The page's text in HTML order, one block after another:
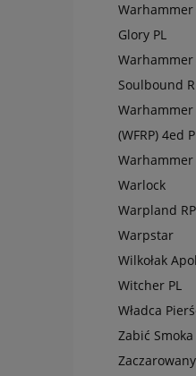
Glory PL
Soulbound
Warhammer
(WFRP) 4ed
Warhammer
Warlock
Warpland
Warpstar
Wilkołak
Witcher PL
Władca
Zabić Smoka